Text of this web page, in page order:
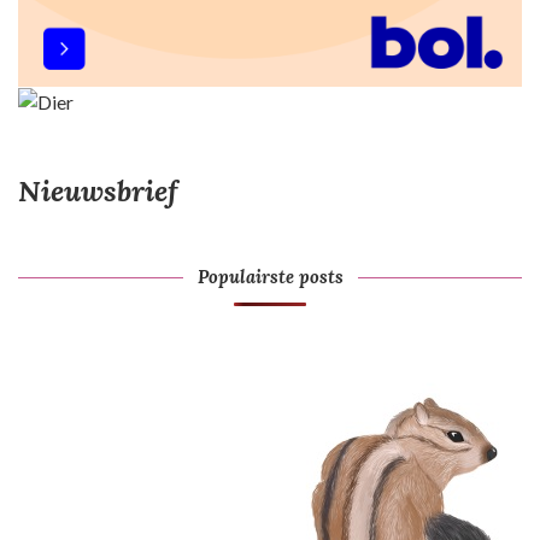
Nieuwsbrief
Populairste posts